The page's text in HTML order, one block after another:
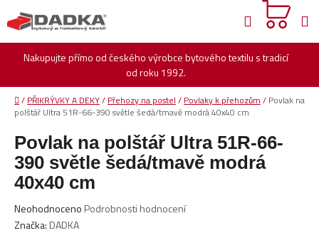
na
obsah
Nakupujte přímo od českého výrobce bytového textilu s tradicí
od roku 1992.
Hledat
Domů
/ PŘIKRÝVKY A DEKY/ Přehozy na postel / Povlaky k přehozům / Povlak na
polštář Ultra 51R-66-390 světle šedá/tmavě modrá 40x40 cm
Povlak na polštář Ultra 51R-66-
390 světle šedá/tmavě modrá
40x40 cm
Průměrné
hodnocení
Neohodnoceno Podrobnosti hodnocení
Značka: DADKA